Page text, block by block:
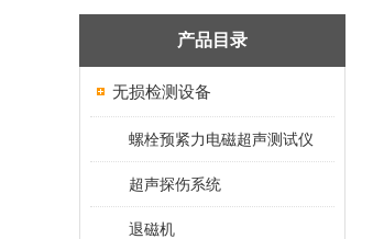
产品目录
无损检测设备
螺栓预紧力电磁超声测试仪
超声探伤系统
退磁机